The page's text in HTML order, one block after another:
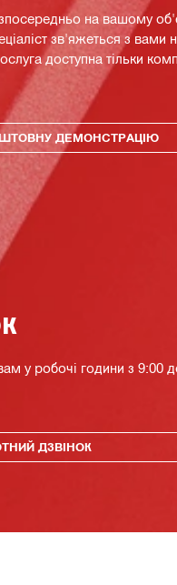
на вашому
зв'яжеться з
доступна тільки
ДЕМОНСТРАЦІЮ
у робочі години з 9:00
ДЗВІНОК